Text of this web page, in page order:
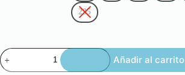
295
Añadir al carrito